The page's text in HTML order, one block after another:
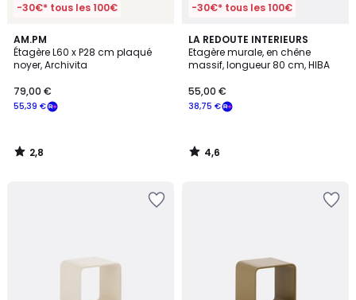
-30€* tous les 100€
AM.PM
Étagère L60 x P28 cm plaqué
noyer, Archivita
55,39 €
79,00 €
2,8
/ 5
2,8
/
-30€* tous les 100€
LA REDOUTE INTERIEURS
Etagère murale, en chêne
massif, longueur 80 cm, HIBA
38,75 €
55,00 €
4,6
/ 5
4,6
/